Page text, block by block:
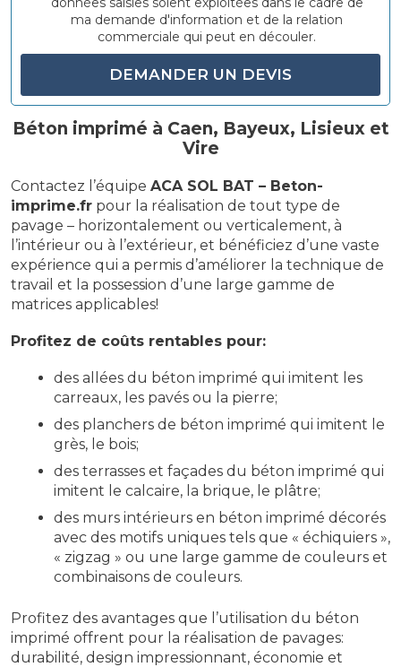
c
h
a
m
i
d
e
.
ma demande d'information et de la relation
commerciale qui peut en découler.
Béton imprimé à Caen, Bayeux, Lisieux et
Vire
Contactez l’équipe ACA SOL BAT – Beton-
imprime.fr pour la réalisation de tout type de
pavage – horizontalement ou verticalement, à
l’intérieur ou à l’extérieur, et bénéficiez d’une vaste
expérience qui a permis d’améliorer la technique de
travail et la possession d’une large gamme de
matrices applicables!
Profitez de coûts rentables pour:
des allées du béton imprimé qui imitent les
carreaux, les pavés ou la pierre;
des planchers de béton imprimé qui imitent le
grès, le bois;
des terrasses et façades du béton imprimé qui
imitent le calcaire, la brique, le plâtre;
des murs intérieurs en béton imprimé décorés
avec des motifs uniques tels que « échiquiers »,
« zigzag » ou une large gamme de couleurs et
combinaisons de couleurs.
Profitez des avantages que l’utilisation du béton
imprimé offrent pour la réalisation de pavages:
durabilité, design impressionnant, économie et